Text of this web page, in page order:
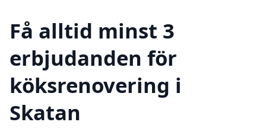
Få alltid minst 3
erbjudanden för
köksrenovering i
Skatan